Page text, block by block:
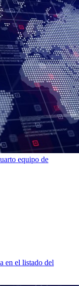
equipo de
en el listado del